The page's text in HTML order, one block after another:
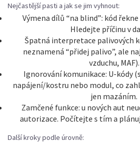
Nejčastější pasti a jak se jim vyhnout:
Výmena dílů “na blind”: kód
Hledejte příčinu v
Špatná interpretace palivových
neznamená “přidej palivo”, ale
vzduchu, MAF).
Ignorování komunikace: U-kódy
napájení/kostru nebo modul, co
jen mazáním.
Zamčené funkce: u nových aut
autorizace. Počítejte s tím a
Další kroky podle úrovně: